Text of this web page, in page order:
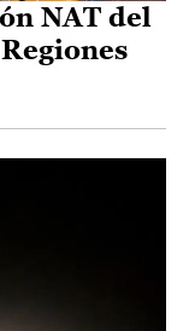
NAT del